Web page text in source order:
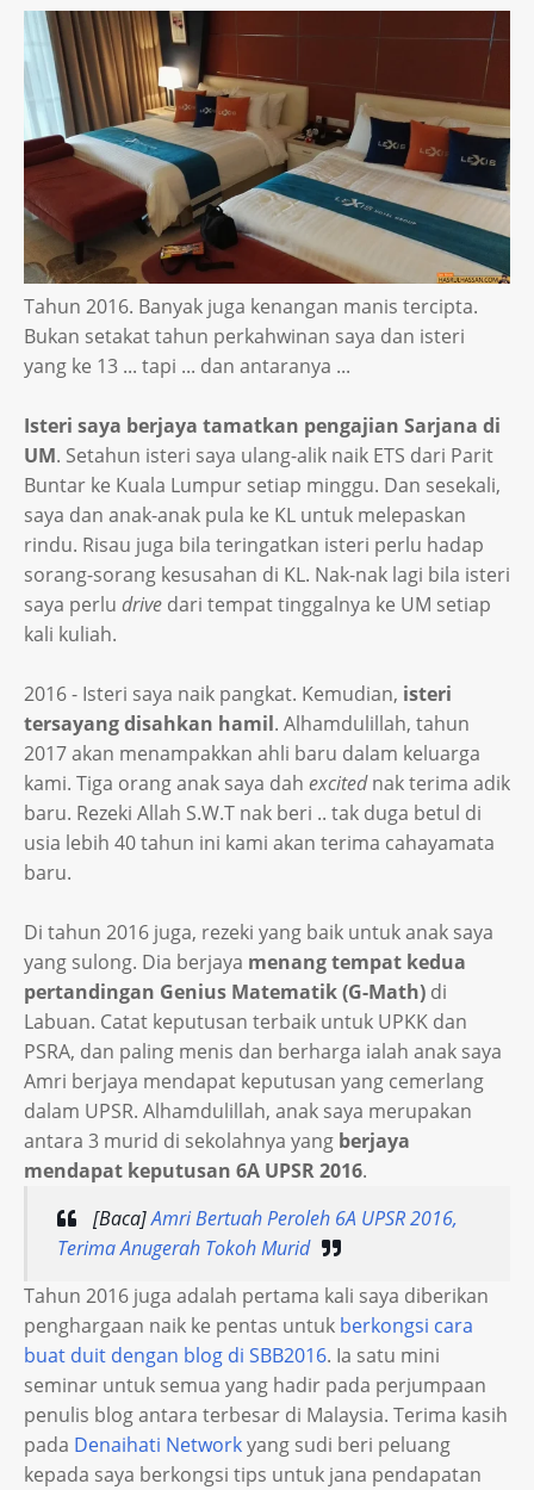
Tahun 2016. Banyak juga kenangan manis tercipta.
Bukan setakat tahun perkahwinan saya dan isteri
yang ke 13 ... tapi ... dan antaranya ...
Isteri saya berjaya tamatkan pengajian Sarjana di
UM. Setahun isteri saya ulang-alik naik ETS dari Parit
Buntar ke Kuala Lumpur setiap minggu. Dan sesekali,
saya dan anak-anak pula ke KL untuk melepaskan
rindu. Risau juga bila teringatkan isteri perlu hadap
sorang-sorang kesusahan di KL. Nak-nak lagi bila isteri
saya perlu drive dari tempat tinggalnya ke UM setiap
kali kuliah.
2016 - Isteri saya naik pangkat. Kemudian, isteri
tersayang disahkan hamil. Alhamdulillah, tahun
2017 akan menampakkan ahli baru dalam keluarga
kami. Tiga orang anak saya dah excitednak terima adik
baru. Rezeki Allah S.W.T nak beri .. tak duga betul di
usia lebih 40 tahun ini kami akan terima cahayamata
baru.
Di tahun 2016 juga, rezeki yang baik untuk anak saya
yang sulong. Dia berjaya menang tempat kedua
pertandingan Genius Matematik (G-Math) di
Labuan. Catat keputusan terbaik untuk UPKK dan
PSRA, dan paling menis dan berharga ialah anak saya
Amri berjaya mendapat keputusan yang cemerlang
dalam UPSR. Alhamdulillah, anak saya merupakan
antara 3 murid di sekolahnya yang berjaya
mendapat keputusan 6A UPSR 2016.
[Baca]Amri Bertuah Peroleh 6A UPSR 2016,
Terima Anugerah Tokoh Murid
Tahun 2016 juga adalah pertama kali saya diberikan
penghargaan naik ke pentas untuk berkongsi cara
buat duit dengan blog di SBB2016. Ia satu mini
seminar untuk semua yang hadir pada perjumpaan
penulis blog antara terbesar di Malaysia. Terima kasih
pada Denaihati Networkyang sudi beri peluang
kepada saya berkongsi tips untuk jana pendapatan